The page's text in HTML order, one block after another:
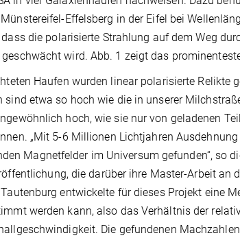
Effelsberg in der Eifel bei
die polarisierte Strahlung auf dem Weg
wird. Abb. 1 zeigt das
Haufen wurden linear polarisierte Relikte
sind etwa so hoch wie die in unserer
hoch, wie sie nur von geladenen
„Mit 5-6 Millionen Lichtjahren
Magnetfelder im Universum gefunden“, so
die darüber ihre Master-Arbeit
entwickelte für dieses Projekt eine
werden kann, also das Verhältnis der
Die gefundenen